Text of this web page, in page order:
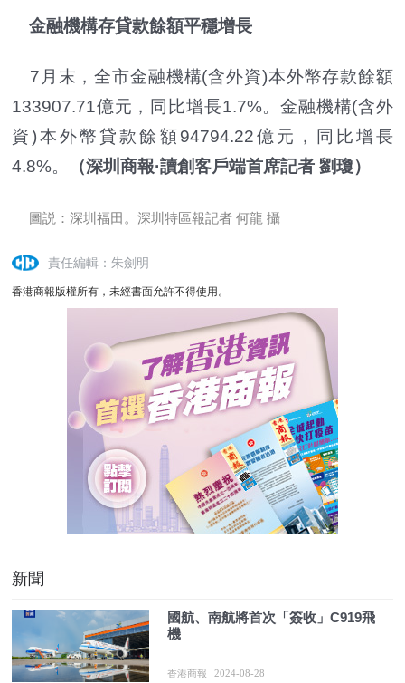
金融機構存貸款餘額平穩增長
7月末，全市金融機構(含外資)本外幣存款餘額
133907.71億元，同比增長1.7%。金融機構(含外
資)本外幣貸款餘額94794.22億元，同比增長
4.8%。
（深圳商報·讀創客戶端首席記者 劉瓊）
圖説：深圳福田。深圳特區報記者 何龍 攝
責任編輯：朱劍明
香港商報版權所有，未經書面允許不得使用。
新聞
國航、南航將首次「簽收」C919飛
機
香港商報 2024-08-28